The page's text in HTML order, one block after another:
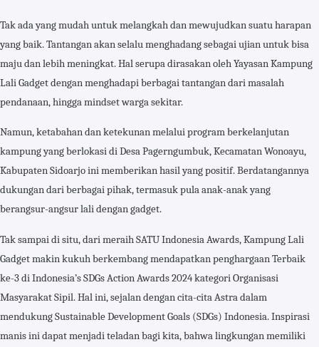
Tak ada yang mudah untuk melangkah dan mewujudkan suatu harapan
yang baik. Tantangan akan selalu menghadang sebagai ujian untuk bisa
maju dan lebih meningkat. Hal serupa dirasakan oleh Yayasan Kampung
Lali Gadget dengan menghadapi berbagai tantangan dari masalah
pendanaan, hingga mindset warga sekitar.
Namun, ketabahan dan ketekunan melalui program berkelanjutan
kampung yang berlokasi di Desa Pagerngumbuk, Kecamatan Wonoayu,
Kabupaten Sidoarjo ini memberikan hasil yang positif. Berdatangannya
dukungan dari berbagai pihak, termasuk pula anak-anak yang
berangsur-angsur lali dengan gadget.
Tak sampai di situ, dari meraih SATU Indonesia Awards, Kampung Lali
Gadget makin kukuh berkembang mendapatkan penghargaan Terbaik
ke-3 di Indonesia’s SDGs Action Awards 2024 kategori Organisasi
Masyarakat Sipil. Hal ini, sejalan dengan cita-cita Astra dalam
mendukung Sustainable Development Goals (SDGs) Indonesia. Inspirasi
manis ini dapat menjadi teladan bagi kita, bahwa lingkungan memiliki